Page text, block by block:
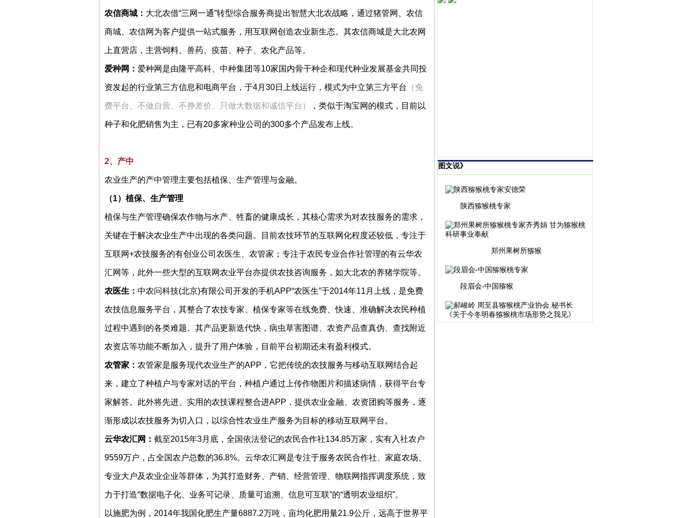
农信商城： 大北农借“三网一通”转型综合服务商提出智慧大北农战略，通过猪管网、农信
商城、农信网为客户提供一站式服务，用互联网创造农业新生态。其农信商城是大北农网
上直营店，主营饲料、兽药、疫苗、种子、农化产品等。
爱种网： 爱种网是由隆平高科、中种集团等10家国内骨干种企和现代种业发展基金共同投
资发起的行业第三方信息和电商平台，于4月30日上线运行，模式为中立第三方平台 （免
费平台、不做自营、不挣差价、只做大数据和诚信平台） ，类似于淘宝网的模式，目前以
种子和化肥销售为主，已有20多家种业公司的300多个产品发布上线。
2、产中
农业生产的产中管理主要包括植保、生产管理与金融。
（1）植保、生产管理
植保与生产管理确保农作物与水产、牲畜的健康成长，其核心需求为对农技服务的需求，
关键在于解决农业生产中出现的各类问题。目前农技环节的互联网化程度还较低，专注于
互联网+农技服务的有创业公司农医生、农管家；专注于农民专业合作社管理的有云华农
汇网等，此外一些大型的互联网农业平台亦提供农技咨询服务，如大北农的养猪学院等。
农医生： 中农问科技(北京)有限公司开发的手机APP“农医生”于2014年11月上线，是免费
农技信息服务平台，其整合了农技专家、植保专家等在线免费、快速、准确解决农民种植
过程中遇到的各类难题。其产品更新迭代快，病虫草害图谱、农资产品查真伪、查找附近
农资店等功能不断加入，提升了用户体验，目前平台初期还未有盈利模式。
农管家： 农管家是服务现代农业生产的APP，它把传统的农技服务与移动互联网结合起
来，建立了种植户与专家对话的平台，种植户通过上传作物图片和描述病情，获得平台专
家解答。此外将先进、实用的农技课程整合进APP，提供农业金融、农资团购等服务，逐
渐形成以农技服务为切入口，以综合性农业生产服务为目标的移动互联网平台。
云华农汇网： 截至2015年3月底，全国依法登记的农民合作社134.85万家，实有入社农户
9559万户，占全国农户总数的36.8%。云华农汇网是专注于服务农民合作社、家庭农场、
专业大户及农业企业等群体，为其打造财务、产销、经营管理、物联网指挥调度系统，致
力于打造“数据电子化、业务可记录、质量可追溯、信息可互联”的“透明农业组织”。
以施肥为例，2014年我国化肥生产量6887.2万吨，亩均化肥用量21.9公斤，远高于世界平
图文说》
陕西猕猴桃专家
郑州果树所猕猴
段眉会-中国猕猴